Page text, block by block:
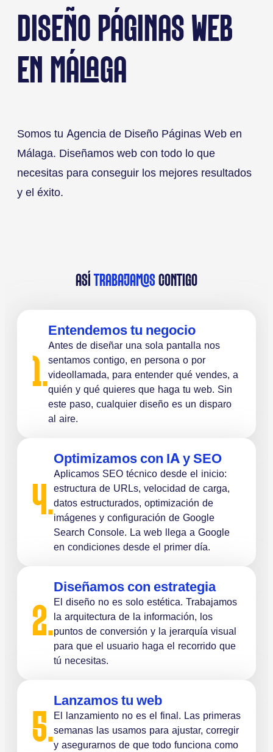
DISEÑO PÁGINAS WEB
EN MÁLAGA
Somos tu Agencia de Diseño Páginas Web en
Málaga. Diseñamos web con todo lo que
necesitas para conseguir los mejores resultados
y el éxito.
ASÍ TRABAJAMOSCONTIGO
1.
Entendemos tu negocio
Antes de diseñar una sola pantalla nos
sentamos contigo, en persona o por
videollamada, para entender qué vendes, a
quién y qué quieres que haga tu web. Sin
este paso, cualquier diseño es un disparo
al aire.
4.
Optimizamos con IA y SEO
Aplicamos SEO técnico desde el inicio:
estructura de URLs, velocidad de carga,
datos estructurados, optimización de
imágenes y configuración de Google
Search Console. La web llega a Google
en condiciones desde el primer día.
2.
Diseñamos con estrategia
El diseño no es solo estética. Trabajamos
la arquitectura de la información, los
puntos de conversión y la jerarquía visual
para que el usuario haga el recorrido que
tú necesitas.
5.
Lanzamos tu web
El lanzamiento no es el final. Las primeras
semanas las usamos para ajustar, corregir
y asegurarnos de que todo funciona como